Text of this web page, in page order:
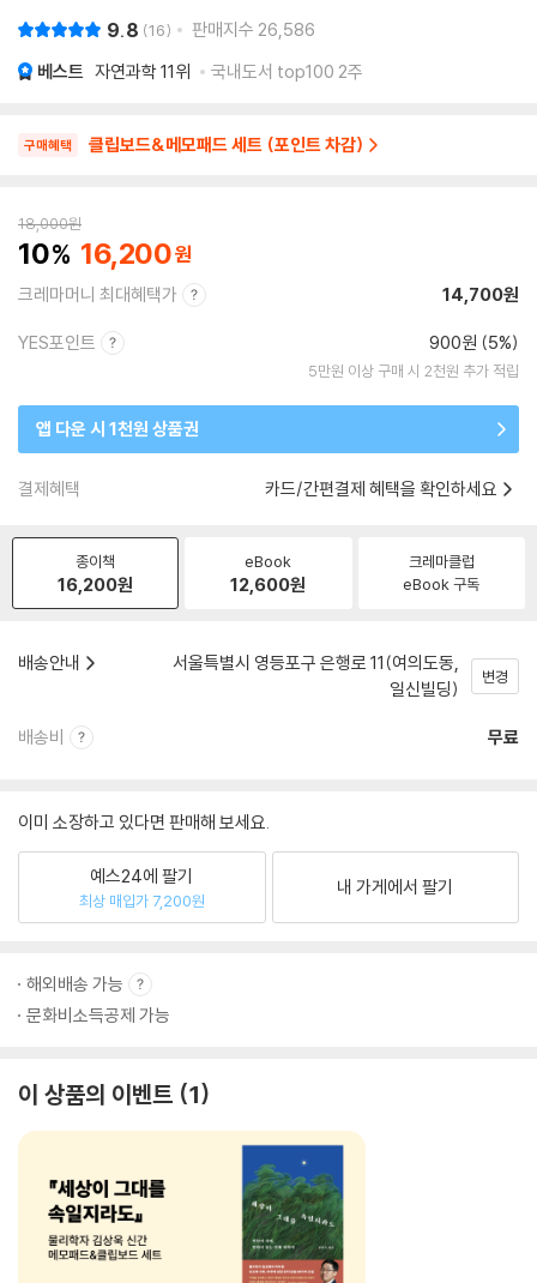
9.8 16 판매지수 26,586
베스트 자연과학 11위 국내도서 top100 2주
구매혜택 클립보드&메모패드 세트 (포인트 차감)
18,000원
10 16,200
크레마머니 최대혜택가 14,700원
YES포인트 900원 (5%)
5만원 이상 구매 시 2천원 추가 적립
앱 다운 시 1천원 상품권
결제혜택 카드/간편결제 혜택을 확인하세요
종이책
16,200원
eBook
12,600원
크레마클럽
eBook 구독
배송안내
서울특별시 영등포구 은행로 11(여의도동,
일신빌딩)
변경
배송비 무료
이미 소장하고 있다면 판매해 보세요.
예스24에 팔기
최상 매입가 7,200원
내 가게에서 팔기
해외배송 가능
문화비소득공제 가능
이 상품의 이벤트 1